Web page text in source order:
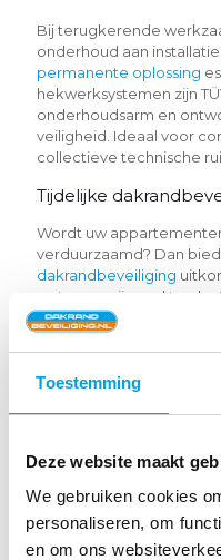
Toestemming
Deze website maakt
We gebruiken cookies
personaliseren, om
en om ons
Bij terugkerende
onderhoud aan
permanente oplossing
hekwerksystemen zijn
onderhoudsarm en
veiligheid. Ideaal voor
collectieve technische
Tijdelijke
Wordt uw
verduurzaamd? Dan
dakrandbeveiliging
systemen zijn snel te
de dakbedekking. Ze
en zijn perfect voor
Neerklapbare
uitstraling is
onzichtbaar vanaf
werkzaamheden biedt
Zo combineert u